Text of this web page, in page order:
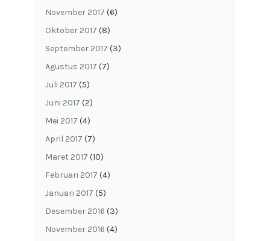
November 2017 (6)
Oktober 2017 (8)
September 2017 (3)
Agustus 2017 (7)
Juli 2017 (5)
Juni 2017 (2)
Mei 2017 (4)
April 2017 (7)
Maret 2017 (10)
Februari 2017 (4)
Januari 2017 (5)
Desember 2016 (3)
November 2016 (4)